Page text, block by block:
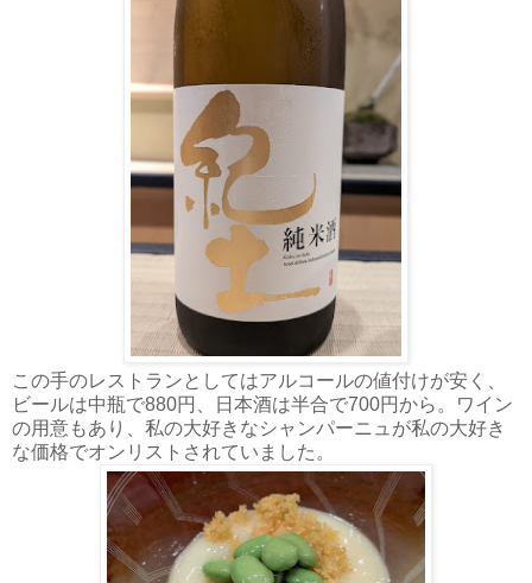
この手のレストランとしてはアルコールの値付けが安く、
ビールは中瓶で880円、日本酒は半合で700円から。ワイン
の用意もあり、私の大好きなシャンパーニュが私の大好き
な価格でオンリストされていました。